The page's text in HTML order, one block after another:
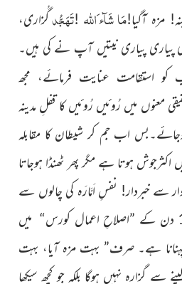
مزہ آگیا!مَا شَآء َاللّٰہ !تَہَجُّدگُزاری،
پیاری پیاری نیتیں آپ نے کی ہیں۔
استقامت عنایت فرمائے، مجھ
معنوں میں رُوئیں رُوئیں کا قفلِ مدینہ
اب جم کر شیطان کا مقابلہ
ہوتا ہے مگر پھر ٹھنڈا ہوجاتا
خبردار! نفسِ اَمَّارَہ کی چالوں سے
ہوشیار! آپ نے جو کچھ 12 دن کے ”اصلاحِ اعمال کورس“ میں
ہے۔ صرف” بہت مزہ آیا، بہت
سے گزارہ نہیں ہوگا بلکہ جو کچھ سیکھا